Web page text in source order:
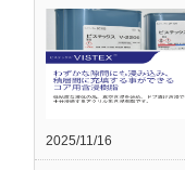
2025/11/16